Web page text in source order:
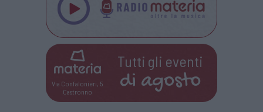
Via Confalonieri, 5
Castronno
Tutti gli eventi
di agosto